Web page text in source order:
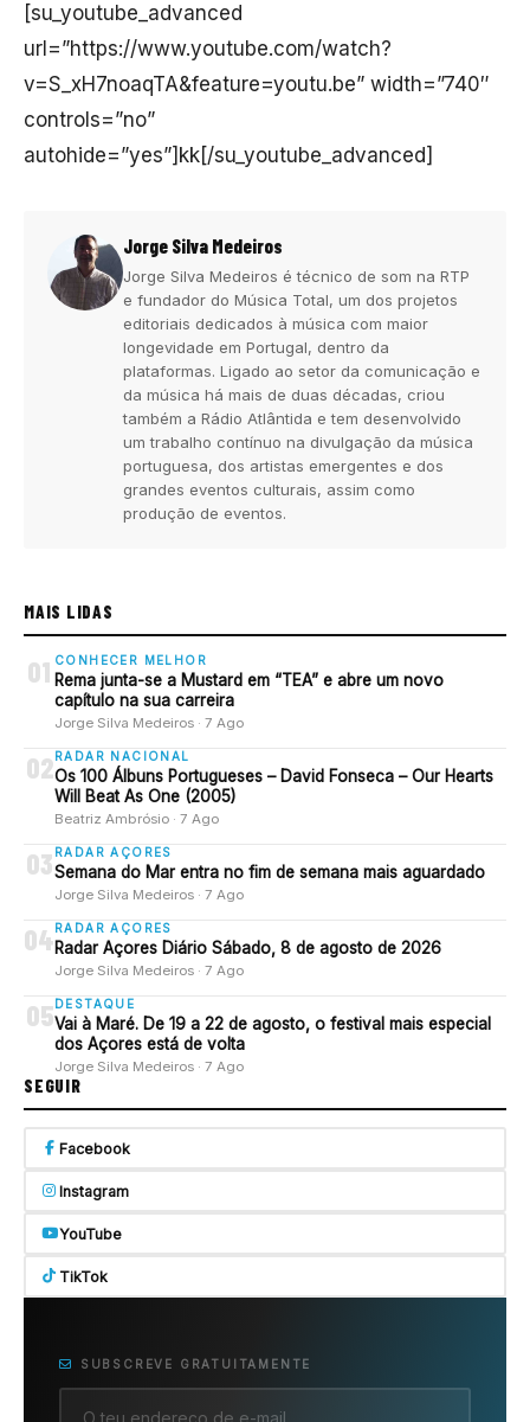
[su_youtube_advanced
url=”https://www.youtube.com/watch?
v=S_xH7noaqTA&feature=youtu.be” width=”740″
controls=”no”
autohide=”yes”]kk[/su_youtube_advanced]
Jorge Silva Medeiros
Jorge Silva Medeiros é técnico de som na RTP
e fundador do Música Total, um dos projetos
editoriais dedicados à música com maior
longevidade em Portugal, dentro da
plataformas. Ligado ao setor da comunicação e
da música há mais de duas décadas, criou
também a Rádio Atlântida e tem desenvolvido
um trabalho contínuo na divulgação da música
portuguesa, dos artistas emergentes e dos
grandes eventos culturais, assim como
produção de eventos.
MAIS LIDAS
01 CONHECER MELHOR
Rema junta-se a Mustard em “TEA” e abre um novo
capítulo na sua carreira
Jorge Silva Medeiros · 7 Ago
02 RADAR NACIONAL
Os 100 Álbuns Portugueses – David Fonseca – Our Hearts
Will Beat As One (2005)
Beatriz Ambrósio · 7 Ago
03 RADAR AÇORES
Semana do Mar entra no fim de semana mais aguardado
Jorge Silva Medeiros · 7 Ago
04RADAR AÇORES
Radar Açores Diário Sábado, 8 de agosto de 2026
Jorge Silva Medeiros · 7 Ago
05 DESTAQUE
Vai à Maré. De 19 a 22 de agosto, o festival mais especial
dos Açores está de volta
Jorge Silva Medeiros · 7 Ago
SEGUIR
Facebook
Instagram
YouTube
TikTok
SUBSCREVE GRATUITAMENTE